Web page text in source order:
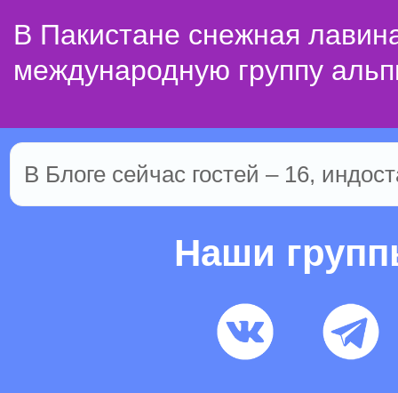
В Пакистане снежная
международную группу
В Блоге сейчас гостей – 16,
Наши